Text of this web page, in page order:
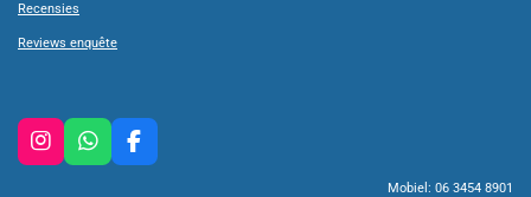
Recensies
Reviews enquête
I
n
W
h
F
a
Mobiel: 06 3454 8901